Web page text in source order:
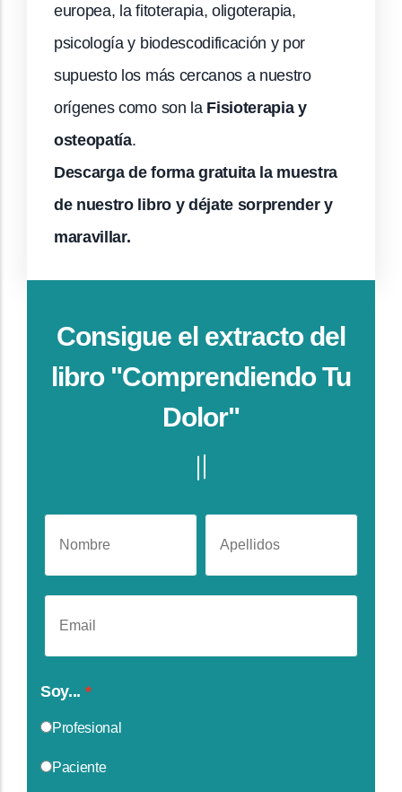
europea, la fitoterapia, oligoterapia,
psicología y biodescodificación y por
supuesto los más cercanos a nuestro
orígenes como son la Fisioterapia y
osteopatía.
Descarga de forma gratuita la muestra
de nuestro libro y déjate sorprender y
maravillar.
Consigue el extracto del
libro "Comprendiendo Tu
Dolor"
Soy...
Profesional
Paciente